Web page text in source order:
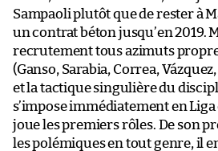
Sampaoli plutôt que de rester à
un contrat béton jusqu’en 2019.
recrutement tous azimuts
(Ganso, Sarabia, Correa,
et la tactique singulière du
s’impose immédiatement en
joue les premiers rôles. De son
les polémiques en tout genre, il